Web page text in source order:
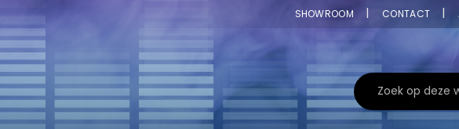
SHOWROOM CONTACT